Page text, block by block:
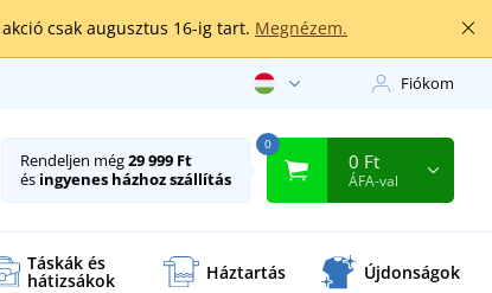
csak augusztus 16-ig tart. Megnézem.
Fiókom
Rendeljen még29 999 Ft
és ingyenes házhoz szállítás
0
0 Ft
ÁFA-val
Táskák és
hátizsákok Háztartás Újdonságok